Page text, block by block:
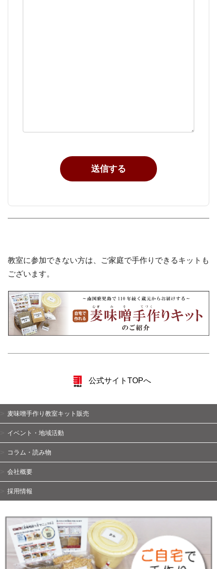
教室に参加できない方は、ご家庭で手作りできるキットも
ございます。
公式サイトTOPへ
麦味噌手作り教室キット販売
イベント・地域活動
コラム・読み物
会社概要
採用情報